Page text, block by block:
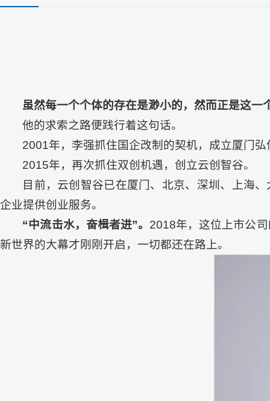
虽然每一个个体的存在是渺小的，然而正是这
他的求索之路便践行着这句话。
2001年，李强抓住国企改制的契机，成立厦门
2015年，再次抓住双创机遇，创立云创智谷。
目前，云创智谷已在厦门、北京、深圳、上海
企业提供创业服务。
“中流击水，奋楫者进”。 2018年，这位上市公
新世界的大幕才刚刚开启，一切都还在路上。